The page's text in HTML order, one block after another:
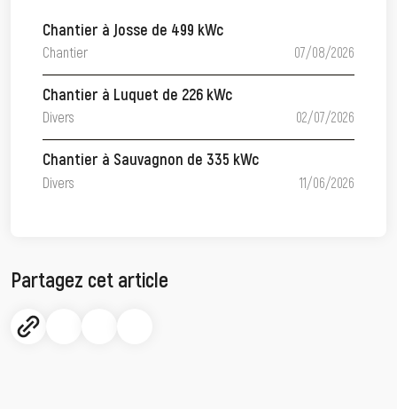
Chantier à Josse de 499 kWc
Chantier 07/08/2026
Chantier à Luquet de 226 kWc
Divers 02/07/2026
Chantier à Sauvagnon de 335 kWc
Divers 11/06/2026
Partagez cet article